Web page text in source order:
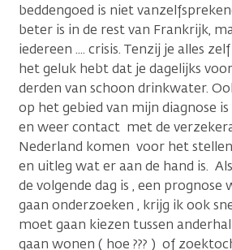
beddengoed is niet
beter is in de rest van Frankrijk,
iedereen .... crisis. Tenzij je alles
het geluk hebt dat je dagelijks
derden van schoon drinkwater.
op het gebied van mijn diagnose
en weer contact met de
Nederland komen voor het
en uitleg wat er aan de hand is.
de volgende dag is , een prognose
gaan onderzoeken , krijg ik ook
moet gaan kiezen tussen
gaan wonen ( hoe ??? ) of